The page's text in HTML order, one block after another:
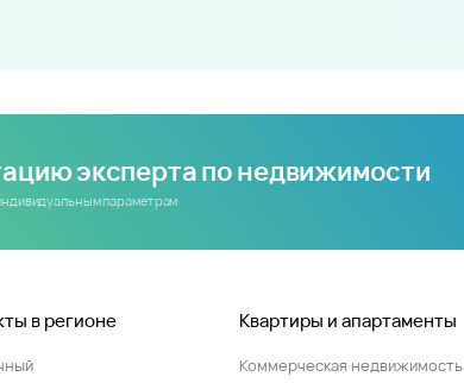
эксперта по недвижимости
параметрам
в регионе Квартиры и апартаменты
Коммерческая недвижимость